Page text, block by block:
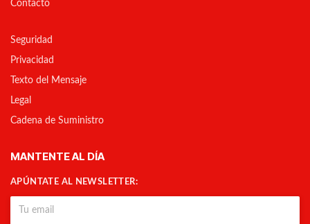
Contacto
Seguridad
Privacidad
Texto del Mensaje
Legal
Cadena de Suministro
MANTENTE AL DÍA
APÚNTATE AL NEWSLETTER: